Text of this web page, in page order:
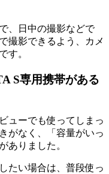
、日中の撮影などで
撮影できるよう、カメ
す。
S専用携帯がある
ューでも使ってしまっ
がなく、「容量がいっ
ありました。
たい場合は、普段使っ